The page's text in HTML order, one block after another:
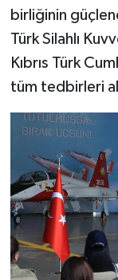
birliğinin
Türk Silahlı
Kıbrıs Türk
tüm tedbirleri